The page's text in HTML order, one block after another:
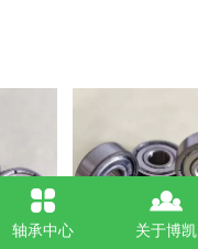
微型轴承厂家
轴承中心 关于博凯